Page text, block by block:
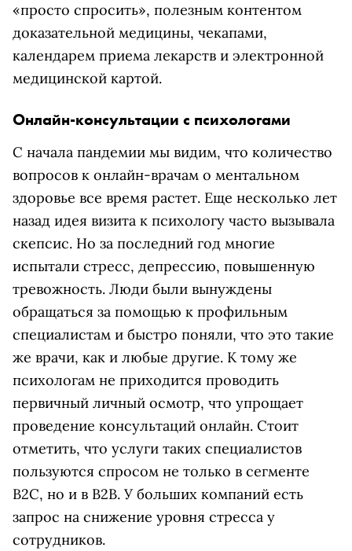
«просто спросить», полезным контентом
доказательной медицины, чекапами,
календарем приема лекарств и электронной
медицинской картой.
Онлайн-консультации с психологами
С начала пандемии мы видим, что количество
вопросов к онлайн-врачам о ментальном
здоровье все время растет. Еще несколько лет
назад идея визита к психологу часто вызывала
скепсис. Но за последний год многие
испытали стресс, депрессию, повышенную
тревожность. Люди были вынуждены
обращаться за помощью к профильным
специалистам и быстро поняли, что это такие
же врачи, как и любые другие. К тому же
психологам не приходится проводить
первичный личный осмотр, что упрощает
проведение консультаций онлайн. Стоит
отметить, что услуги таких специалистов
пользуются спросом не только в сегменте
B2C, но и в B2B. У больших компаний есть
запрос на снижение уровня стресса у
сотрудников.